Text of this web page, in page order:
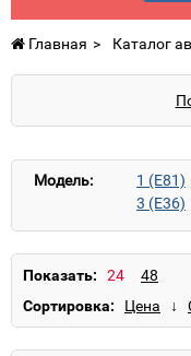
Главная Каталог
Модель: 1 (E81)
3 (E36)
5 (E28)
6 (E63)
Показать:
Сортировка: